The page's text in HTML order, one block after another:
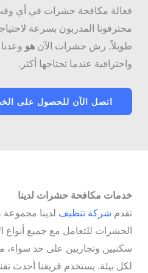
فعالة مكافحة حشرات في أي
محترفونا المدربون بسرعة
طويلاً. رش حشرات الآن هو
واحترافية عندما تحتاجها أكثر.
اتصل الآن للحصول على
خدمات مكافحة حشرات لدينا
تقدم شركة تنظيف لدينا
الحشرات للتعامل مع جميع أنواع
سكنيين وتجاريين على حد سواء،
لكل بيئة. يستخدم فريقنا أحدث